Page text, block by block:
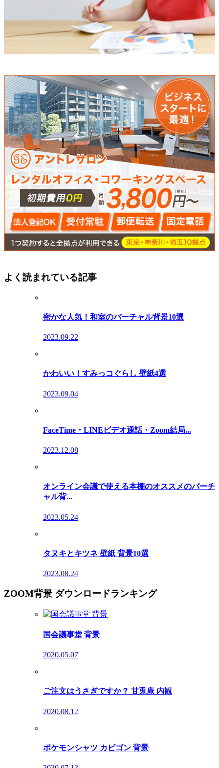
よく読まれている記事
密かな人気！和室のバーチャル背景10選
2023.09.22
かわいい！すみっコぐらし 壁紙4選
2023.09.04
FaceTime・LINEビデオ通話・Zoom結局...
2023.12.08
オンライン会議で使える本棚のオススメのバーチ
ャル背...
2023.05.24
タヌキとキツネ 壁紙 背景10選
2023.08.24
ZOOM背景 ダウンロードランキング
国会議事堂 背景
2020.05.07
ご注文はうさぎですか？ 甘兎庵 内観
2020.08.12
ポケモンシャツ カビゴン 背景